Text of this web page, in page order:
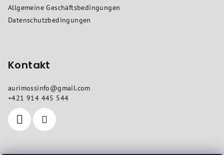
Allgemeine Geschäftsbedingungen
Datenschutzbedingungen
Kontakt
aurimossinfo@gmail.com
+421 914 445 544